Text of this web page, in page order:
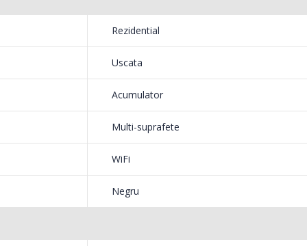
automata (dupa finalizarea ciclului de
kg;
rezervor de apa, cutie de praf, filtru
(2 baterii AAA), banda perete
Rezidential
Uscata
Acumulator
Multi-suprafete
WiFi
Negru
NobeLTek ...
199,00 Lei